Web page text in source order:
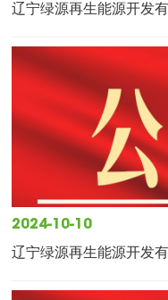
辽宁绿源再生能源开发
2024-10-10
辽宁绿源再生能源开发